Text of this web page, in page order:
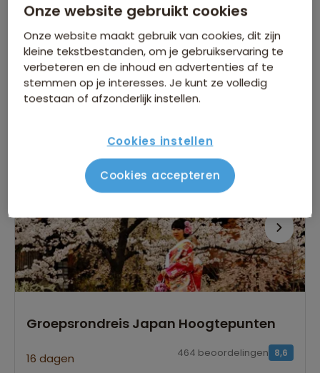
Ontdek Jeju, het vulkanische eiland met unieke
natuur
Bekijk alle vertrekdata
19 dagen
Bekijk reis
Bijkomende kosten €26,25 p.p. op basis van 2 personen
Groepsrondreis Japan Hoogtepunten
16 dagen 8,6
464 beoordelingen
Onze website gebruikt cookies
Onze website maakt gebruik van cookies, dit zijn
kleine tekstbestanden, om je gebruikservaring te
verbeteren en de inhoud en advertenties af te
stemmen op je interesses. Je kunt ze volledig
toestaan of afzonderlijk instellen.
Cookies instellen
Cookies accepteren